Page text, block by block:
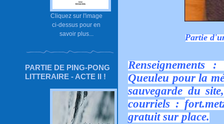
Cliquez sur l'image
ci-dessus pour en
savoir plus...
PARTIE DE PING-PONG
LITTERAIRE - ACTE II !
Partie
Renseignements
Queuleu pour la
sauvegarde du
courriels :
gratuit sur place.